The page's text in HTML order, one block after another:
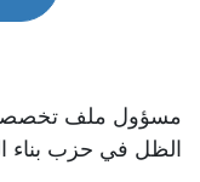
مسؤول ملف تخصصي
الظل في حزب بناء